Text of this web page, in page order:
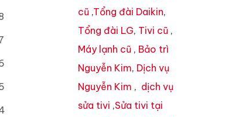
cũ ,Tổng đài Daikin,
Tổng đài LG, Tivi cũ ,
Máy lạnh cũ , Bảo trì
Nguyễn Kim, Dịch vụ
Nguyễn Kim , dịch vụ
sửa tivi ,Sửa tivi tại